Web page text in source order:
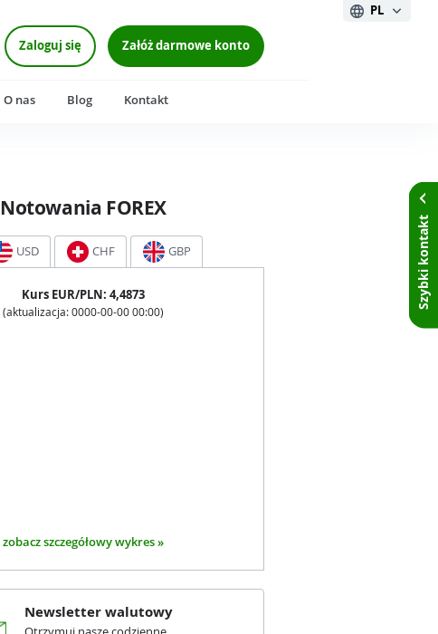
Zaloguj się Załóż darmowe konto
PL
O nas Blog Kontakt
Notowania FOREX
USD CHF GBP
Kurs EUR/PLN: 4,4873
(aktualizacja: 0000-00-00 00:00)
zobacz szczegółowy wykres »
Newsletter walutowy
Szybki kontakt